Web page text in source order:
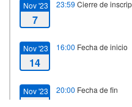
Nov '23
7
23:59 Cierre de
Nov '23
14
16:00 Fecha de inicio
Nov '23 20:00 Fecha de fin